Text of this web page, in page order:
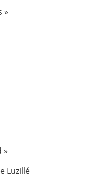
»
»
Luzillé